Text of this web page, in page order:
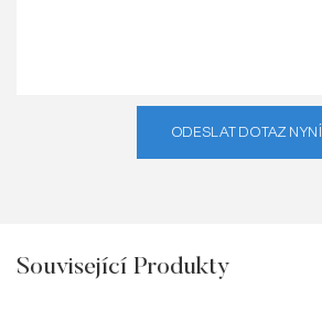
ODESLAT DOTAZ NYNÍ
Související Produkty